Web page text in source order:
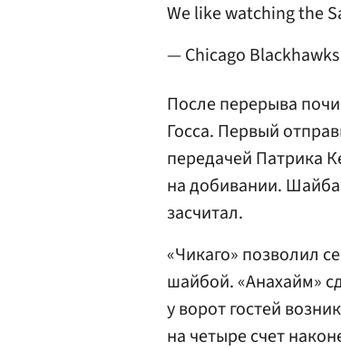
We like watching the
— Chicago
После перерыва
Госса. Первый
передачей Патрика
на добивании. Шайба
засчитал.
«Чикаго» позволил
шайбой. «Анахайм»
у ворот гостей
на четыре счет